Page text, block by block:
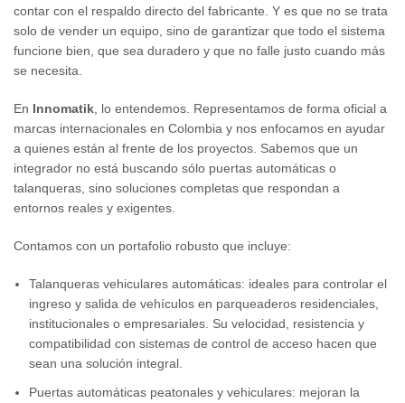
contar con el respaldo directo del fabricante. Y es que no se trata
solo de vender un equipo, sino de garantizar que todo el sistema
funcione bien, que sea duradero y que no falle justo cuando más
se necesita.
En Innomatik, lo entendemos. Representamos de forma oficial a
marcas internacionales en Colombia y nos enfocamos en ayudar
a quienes están al frente de los proyectos. Sabemos que un
integrador no está buscando sólo puertas automáticas o
talanqueras, sino soluciones completas que respondan a
entornos reales y exigentes.
Contamos con un portafolio robusto que incluye:
Talanqueras vehiculares automáticas: ideales para controlar el
ingreso y salida de vehículos en parqueaderos residenciales,
institucionales o empresariales. Su velocidad, resistencia y
compatibilidad con sistemas de control de acceso hacen que
sean una solución integral.
Puertas automáticas peatonales y vehiculares: mejoran la